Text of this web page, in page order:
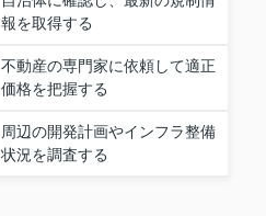
報を取得する
不動産の専門家に依頼して適正
価格を把握する
周辺の開発計画やインフラ整備
状況を調査する